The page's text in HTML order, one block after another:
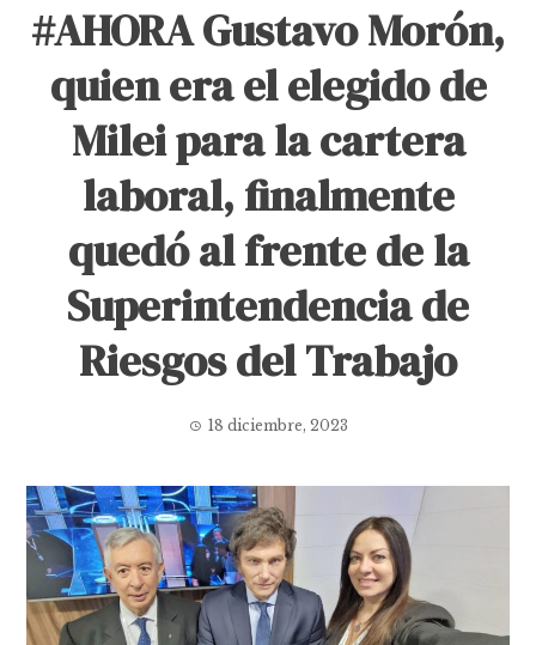
#AHORA Gustavo Morón,
quien era el elegido de
Milei para la cartera
laboral, finalmente
quedó al frente de la
Superintendencia de
Riesgos del Trabajo
18 diciembre, 2023